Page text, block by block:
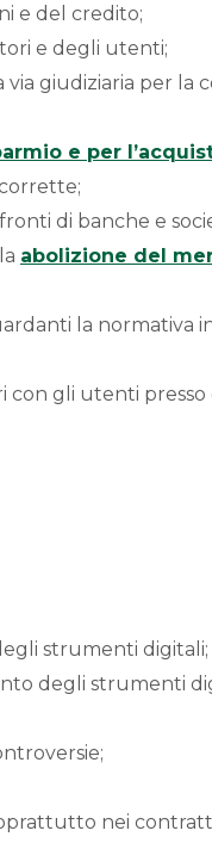
e del credito;
e degli utenti;
giudiziaria per la
e per
di banche e
abolizione del
la normativa
con gli utenti
strumenti digitali;
degli strumenti
nei